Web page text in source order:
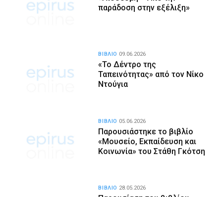
παράδοση στην εξέλιξη»
«Το Δέντρο της
Ταπεινότητας» από τον Νίκο
Ντούγια
ΒΙΒΛΙΟ 09.06.2026
Παρουσιάστηκε το βιβλίο
«Μουσείο, Εκπαίδευση και
Κοινωνία» του Στάθη Γκότση
ΒΙΒΛΙΟ 05.06.2026
ΒΙΒΛΙΟ 28.05.2026